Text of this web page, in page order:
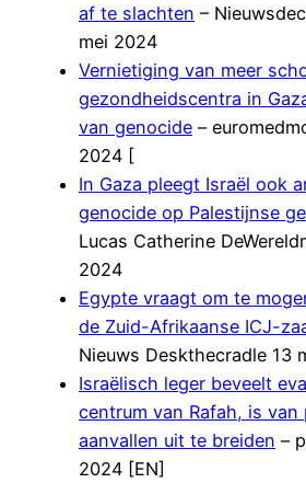
af te slachten –
mei 2024
Vernietiging van meer
gezondheidscentra in
van genocide –
2024 [
In Gaza pleegt Israël ook
genocide op Palestijnse
Lucas Catherine
2024
Egypte vraagt om te
de Zuid-Afrikaanse ICJ-
Nieuws Deskthecradle 13
Israëlisch leger beveelt
centrum van Rafah, is van
aanvallen uit te breiden –
2024 [EN]